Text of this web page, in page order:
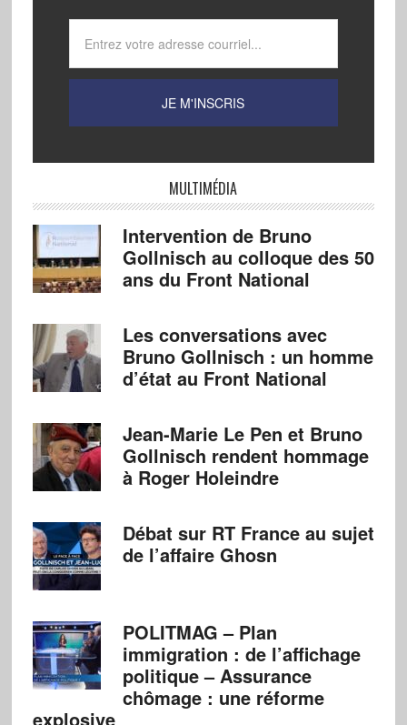
MULTIMÉDIA
Intervention de Bruno
Gollnisch au colloque des 50
ans du Front National
Les conversations avec
Bruno Gollnisch : un homme
d’état au Front National
Jean-Marie Le Pen et Bruno
Gollnisch rendent hommage
à Roger Holeindre
Débat sur RT France au sujet
de l’affaire Ghosn
POLITMAG – Plan
immigration : de l’affichage
politique – Assurance
chômage : une réforme
explosive